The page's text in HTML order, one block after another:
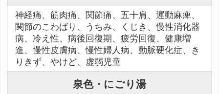
神経痛、筋肉痛、関節痛、五十肩、運動麻痺、
関節のこわばり、うちみ、くじき、慢性消化器
病、冷え性、病後回復期、疲労回復、健康増
進、慢性皮膚病、慢性婦人病、動脈硬化症、き
りきず、やけど、虚弱児童
泉色・にごり湯